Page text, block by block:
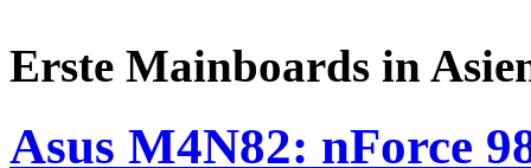
Erste Mainboards in
Asus M4N82: nForce